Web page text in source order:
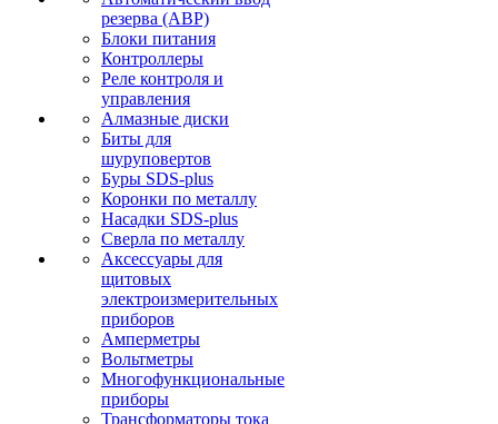
резерва (АВР)
Блоки питания
Контроллеры
Реле контроля и
управления
Алмазные диски
Биты для
шуруповертов
Буры SDS-plus
Коронки по металлу
Насадки SDS-plus
Сверла по металлу
Аксессуары для
щитовых
электроизмерительных
приборов
Амперметры
Вольтметры
Многофункциональные
приборы
Трансформаторы тока